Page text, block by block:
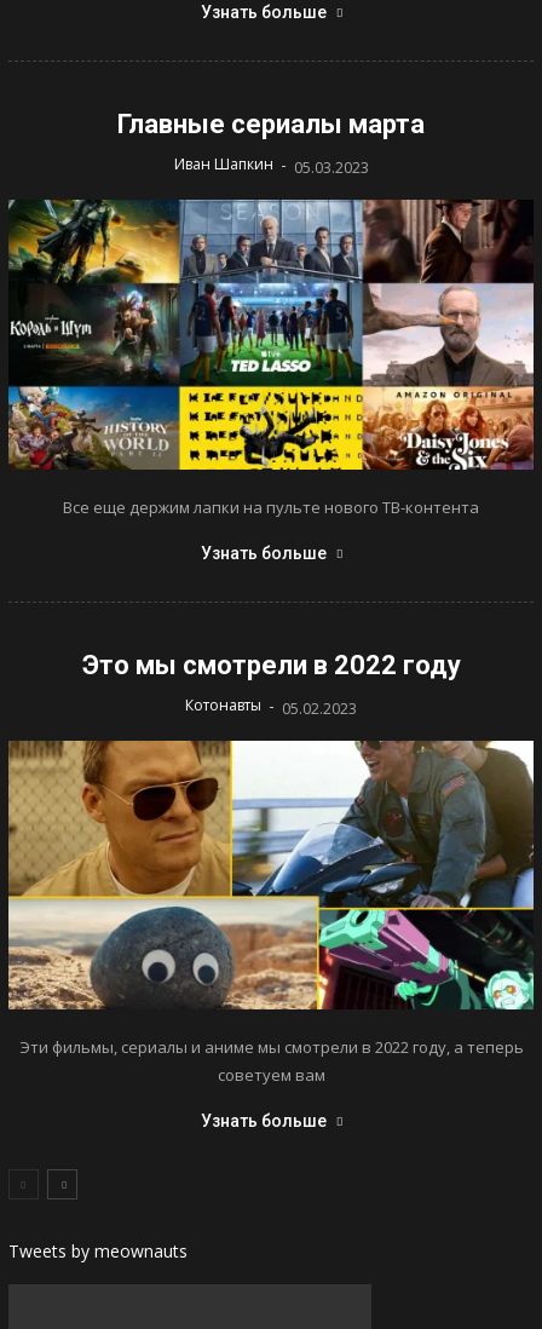
Узнать больше
Главные сериалы марта
Иван Шапкин - 05.03.2023
Все еще держим лапки на пульте нового ТВ-контента
Узнать больше
Это мы смотрели в 2022 году
Котонавты - 05.02.2023
Эти фильмы, сериалы и аниме мы смотрели в 2022 году, а теперь
советуем вам
Узнать больше
Tweets by meownauts